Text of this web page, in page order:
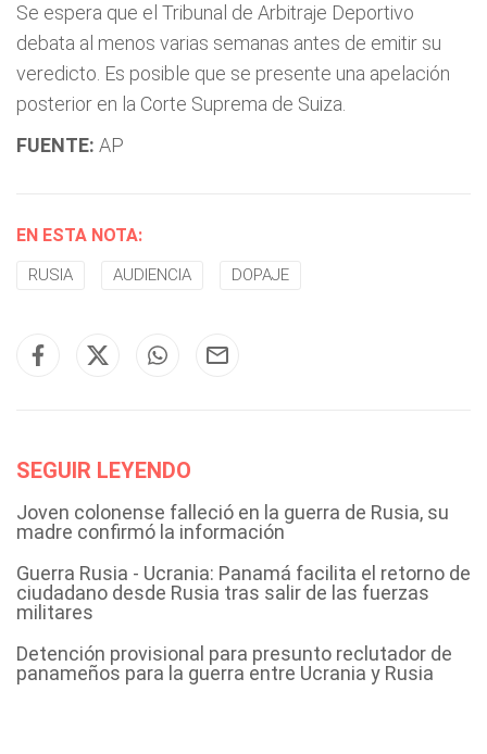
Se espera que el Tribunal de Arbitraje Deportivo
debata al menos varias semanas antes de emitir su
veredicto. Es posible que se presente una apelación
posterior en la Corte Suprema de Suiza.
FUENTE: AP
EN ESTA NOTA:
RUSIA AUDIENCIA DOPAJE
SEGUIR LEYENDO
Joven colonense falleció en la guerra de Rusia, su
madre confirmó la información
Guerra Rusia - Ucrania: Panamá facilita el retorno de
ciudadano desde Rusia tras salir de las fuerzas
militares
Detención provisional para presunto reclutador de
panameños para la guerra entre Ucrania y Rusia